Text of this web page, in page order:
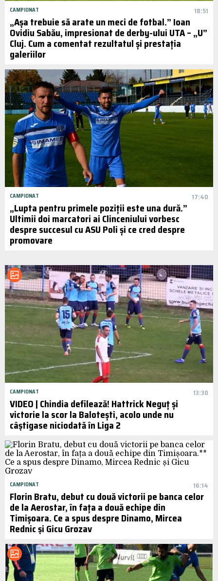
CAMPIONAT 18:51
„Așa trebuie să arate un meci de fotbal.” Ioan
Ovidiu Sabău, impresionat de derby-ului UTA – „U”
Cluj. Cum a comentat rezultatul și prestația
galeriilor
CAMPIONAT 17:40
„Lupta pentru primele poziții este una dură.”
Ultimii doi marcatori ai Clinceniului vorbesc
despre succesul cu ASU Poli și ce cred despre
promovare
CAMPIONAT 13:30
VIDEO | Chindia defilează! Hattrick Neguț și
victorie la scor la Balotești, acolo unde nu
câștigase niciodată în Liga 2
CAMPIONAT 16:14
Florin Bratu, debut cu două victorii pe banca celor
de la Aerostar, în fața a două echipe din
Timișoara. Ce a spus despre Dinamo, Mircea
Rednic și Gicu Grozav